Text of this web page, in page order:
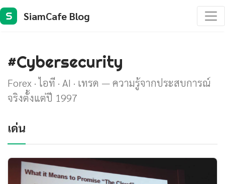
S SiamCafe Blog
#Cybersecurity
Forex · ไอที · AI · เทรด — ความรู้จากประสบการณ์
จริงตั้งแต่ปี 1997
เด่น